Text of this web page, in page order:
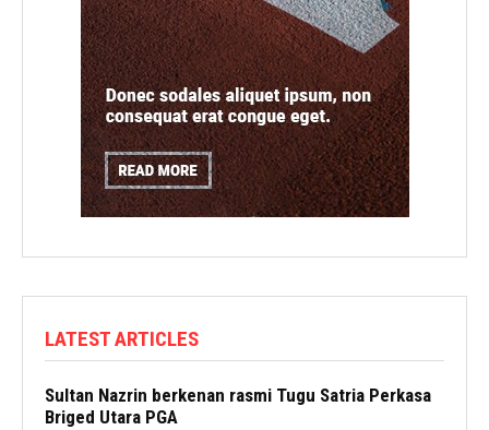
LATEST ARTICLES
Sultan Nazrin berkenan rasmi Tugu Satria Perkasa
Briged Utara PGA